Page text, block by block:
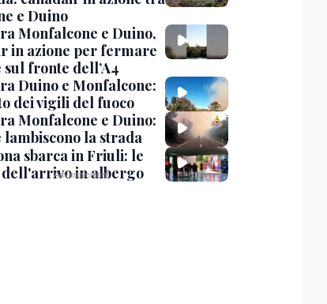
e Duino
Monfalcone e Duino,
in azione per fermare
fronte dell’A4
Duino e Monfalcone:
dei vigili del fuoco
Monfalcone e Duino:
la strada
sbarca in Friuli: le
in albergo